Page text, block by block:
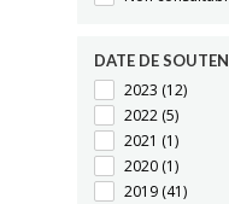
DATE DE
2023 (12)
2022 (5)
2021 (1)
2020 (1)
2019 (41)